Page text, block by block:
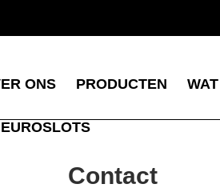
ONS PRODUCTEN
Contact